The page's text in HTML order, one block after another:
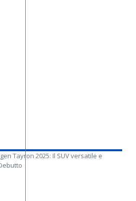
Tayron 2025: Il SUV versatile e